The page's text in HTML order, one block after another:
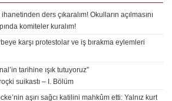
ders çıkaralım! Okulların açılmasını
komiteler kuralım!
karşı protestolar ve iş bırakma eylemleri
tarihine ışık tutuyoruz”
suikastı – I. Bölüm
aşırı sağcı katilini mahkûm etti: Yalnız kurt